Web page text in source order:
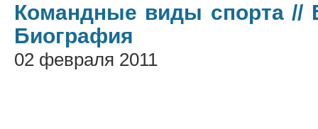
Командные виды спорта//
Биография
02 февраля 2011